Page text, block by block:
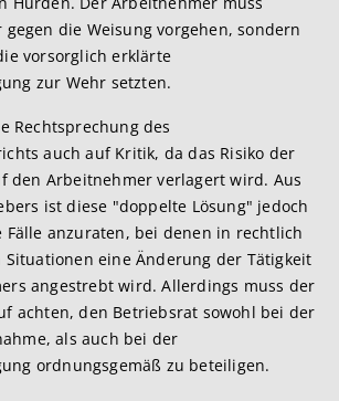
die Weisung vorgehen, sondern
vorsorglich erklärte
zur Wehr setzten.
Rechtsprechung des
auch auf Kritik, da das Risiko der
den Arbeitnehmer verlagert wird. Aus
ist diese "doppelte Lösung" jedoch
anzuraten, bei denen in rechtlich
eine Änderung der Tätigkeit
angestrebt wird. Allerdings muss der
achten, den Betriebsrat sowohl bei der
als auch bei der
ordnungsgemäß zu beteiligen.